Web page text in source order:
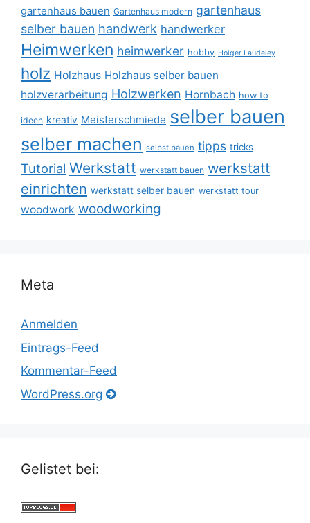
gartenhaus bauen Gartenhaus modern gartenhaus
selber bauen handwerk handwerker
Heimwerken heimwerker hobby Holger Laudeley
holz Holzhaus Holzhaus selber bauen
holzverarbeitung Holzwerken Hornbach how to
ideen kreativ Meisterschmiede selber bauen
selber machen selbst bauen tipps tricks
Tutorial Werkstatt werkstatt bauen werkstatt
einrichten werkstatt selber bauen werkstatt tour
woodwork woodworking
Meta
Anmelden
Eintrags-Feed
Kommentar-Feed
WordPress.org
Gelistet bei: